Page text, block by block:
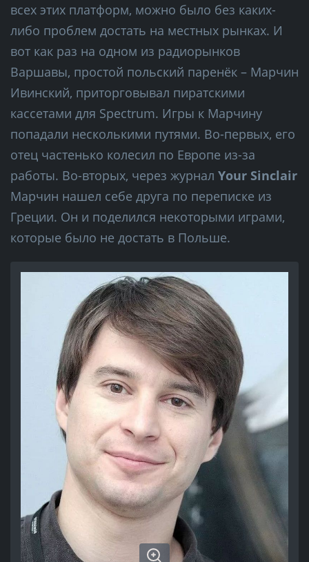
всех этих платформ, можно было без каких-
либо проблем достать на местных рынках. И
вот как раз на одном из радиорынков
Варшавы, простой польский паренёк – Марчин
Ивинский, приторговывал пиратскими
кассетами для Spectrum. Игры к Марчину
попадали несколькими путями. Во-первых, его
отец частенько колесил по Европе из-за
работы. Во-вторых, через журнал Your Sinclair
Марчин нашел себе друга по переписке из
Греции. Он и поделился некоторыми играми,
которые было не достать в Польше.